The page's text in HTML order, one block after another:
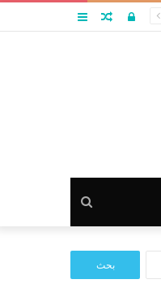
عمودمقالتسجيل
بحث
عن
عن: